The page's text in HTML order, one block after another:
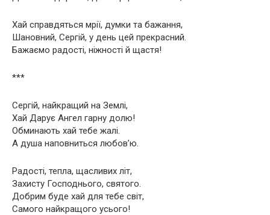
Хай справдяться мрії, думки та бажання,
Шановний, Сергій, у день цей прекрасний.
Бажаємо радості, ніжності й щастя!
***
Сергій, найкращий на Землі,
Хай Дарує Ангел гарну долю!
Обминають хай тебе жалі.
А душа наповниться любов’ю.
Радості, тепла, щасливих літ,
Захисту Господнього, святого.
Добрим буде хай для тебе світ,
Самого найкращого усього!